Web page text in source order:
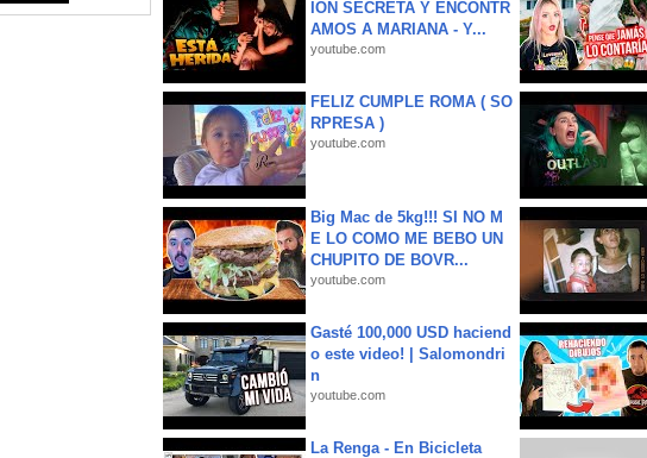
IÓN SECRETA Y ENCONTR
AMOS A MARIANA - Y...
youtube.com
FELIZ CUMPLE ROMA ( SO
RPRESA )
youtube.com
Big Mac de 5kg!!! SI NO M
E LO COMO ME BEBO UN
CHUPITO DE BOVR...
youtube.com
Gasté 100,000 USD haciend
o este video! | Salomondri
n
youtube.com
La Renga - En Bicicleta